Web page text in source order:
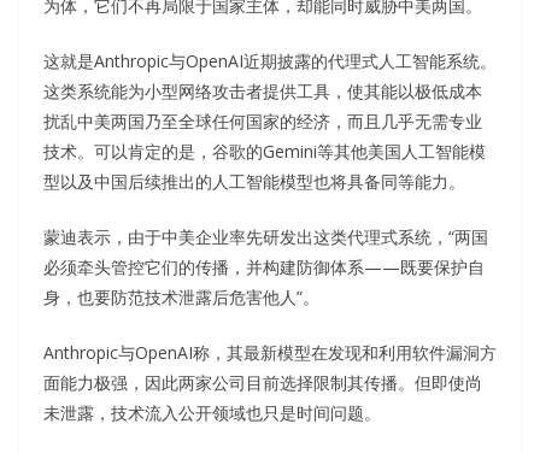
为体，它们不再局限于国家主体，却能同时威胁中美两国。
这就是Anthropic与OpenAI近期披露的代理式人工智能系统。
这类系统能为小型网络攻击者提供工具，使其能以极低成本
扰乱中美两国乃至全球任何国家的经济，而且几乎无需专业
技术。可以肯定的是，谷歌的Gemini等其他美国人工智能模
型以及中国后续推出的人工智能模型也将具备同等能力。
蒙迪表示，由于中美企业率先研发出这类代理式系统，“两国
必须牵头管控它们的传播，并构建防御体系——既要保护自
身，也要防范技术泄露后危害他人”。
Anthropic与OpenAI称，其最新模型在发现和利用软件漏洞方
面能力极强，因此两家公司目前选择限制其传播。但即使尚
未泄露，技术流入公开领域也只是时间问题。